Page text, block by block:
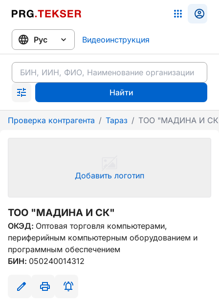
Видеоинструкция
Найти
Проверка контрагента / Тараз / ТОО "МАДИНА И
Добавить логотип
ТОО "МАДИНА И СК"
ОКЭД: Оптовая торговля компьютерами,
периферийным компьютерным оборудованием и
программным обеспечением
БИН: 050240014312